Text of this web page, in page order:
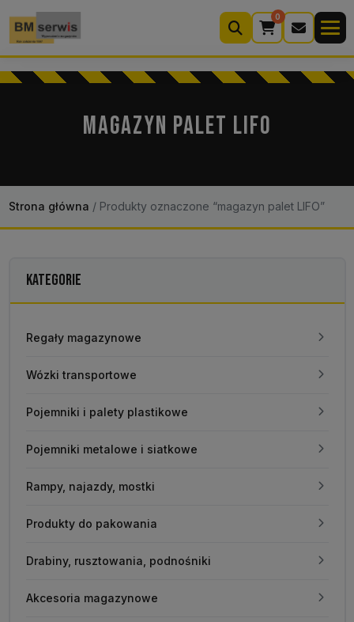
0
Wyszukiwarka
produktów
Kontakt 22 633 33 11
MAGAZYN PALET LIFO
Strona główna /Produkty oznaczone “magazyn palet LIFO”
KATEGORIE
Regały magazynowe
Wózki transportowe
Pojemniki i palety plastikowe
Pojemniki metalowe i siatkowe
Rampy, najazdy, mostki
Produkty do pakowania
Drabiny, rusztowania, podnośniki
Akcesoria magazynowe